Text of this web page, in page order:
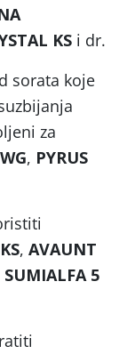
KS i dr.
sorata koje
za
, PYRUS
, AVAUNT
SUMIALFA 5